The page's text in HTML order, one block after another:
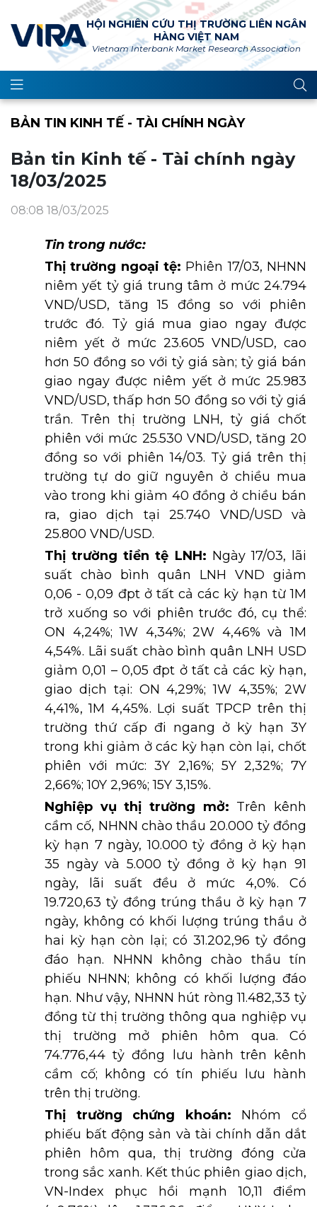
HỘI NGHIÊN CỨU THỊ TRƯỜNG LIÊN NGÂN
HÀNG VIỆT NAM
Vietnam Interbank Market Research Association
BẢN TIN KINH TẾ - TÀI CHÍNH NGÀY
Bản tin Kinh tế - Tài chính ngày
18/03/2025
08:08 18/03/2025
Tin trong nước:
Thị trường ngoại tệ: Phiên 17/03, NHNN
niêm yết tỷ giá trung tâm ở mức 24.794
VND/USD, tăng 15 đồng so với phiên
trước đó. Tỷ giá mua giao ngay được
niêm yết ở mức 23.605 VND/USD, cao
hơn 50 đồng so với tỷ giá sàn; tỷ giá bán
giao ngay được niêm yết ở mức 25.983
VND/USD, thấp hơn 50 đồng so với tỷ giá
trần. Trên thị trường LNH, tỷ giá chốt
phiên với mức 25.530 VND/USD, tăng 20
đồng so với phiên 14/03. Tỷ giá trên thị
trường tự do giữ nguyên ở chiều mua
vào trong khi giảm 40 đồng ở chiều bán
ra, giao dịch tại 25.740 VND/USD và
25.800 VND/USD.
Thị trường tiền tệ LNH: Ngày 17/03, lãi
suất chào bình quân LNH VND giảm
0,06 - 0,09 đpt ở tất cả các kỳ hạn từ 1M
trở xuống so với phiên trước đó, cụ thể:
ON 4,24%; 1W 4,34%; 2W 4,46% và 1M
4,54%. Lãi suất chào bình quân LNH USD
giảm 0,01 – 0,05 đpt ở tất cả các kỳ hạn,
giao dịch tại: ON 4,29%; 1W 4,35%; 2W
4,41%, 1M 4,45%. Lợi suất TPCP trên thị
trường thứ cấp đi ngang ở kỳ hạn 3Y
trong khi giảm ở các kỳ hạn còn lại, chốt
phiên với mức: 3Y 2,16%; 5Y 2,32%; 7Y
2,66%; 10Y 2,96%; 15Y 3,15%.
Nghiệp vụ thị trường mở: Trên kênh
cầm cố, NHNN chào thầu 20.000 tỷ đồng
kỳ hạn 7 ngày, 10.000 tỷ đồng ở kỳ hạn
35 ngày và 5.000 tỷ đồng ở kỳ hạn 91
ngày, lãi suất đều ở mức 4,0%. Có
19.720,63 tỷ đồng trúng thầu ở kỳ hạn 7
ngày, không có khối lượng trúng thầu ở
hai kỳ hạn còn lại; có 31.202,96 tỷ đồng
đáo hạn. NHNN không chào thầu tín
phiếu NHNN; không có khối lượng đáo
hạn. Như vậy, NHNN hút ròng 11.482,33 tỷ
đồng từ thị trường thông qua nghiệp vụ
thị trường mở phiên hôm qua. Có
74.776,44 tỷ đồng lưu hành trên kênh
cầm cố; không có tín phiếu lưu hành
trên thị trường.
Thị trường chứng khoán: Nhóm cổ
phiếu bất động sản và tài chính dẫn dắt
phiên hôm qua, thị trường đóng cửa
trong sắc xanh. Kết thúc phiên giao dịch,
VN-Index phục hồi mạnh 10,11 điểm